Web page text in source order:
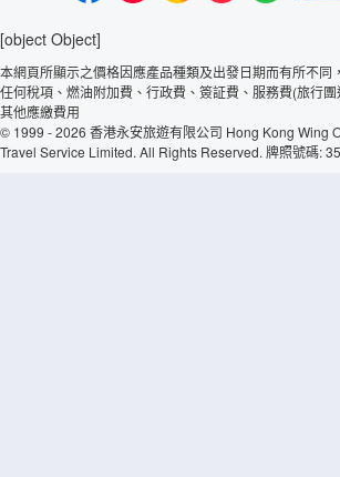
[object Object]
本網頁所顯示之價格因應產品種類及出發日期而有所不同
任何稅項、燃油附加費、行政費、簽証費、服務費(旅行團
其他應繳費用
© 1999 - 2026 香港永安旅遊有限公司 Hong Kong Wing
Travel Service Limited. All Rights Reserved. 牌照號碼: